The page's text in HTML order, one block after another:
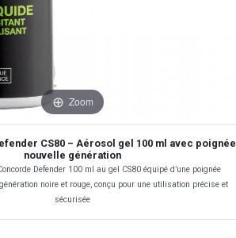
Zoom
CS80 – Aérosol gel 100 ml avec poignée
nouvelle génération
Defender 100 ml au gel CS80 équipé d’une poignée
noire et rouge, conçu pour une utilisation précise et
sécurisée